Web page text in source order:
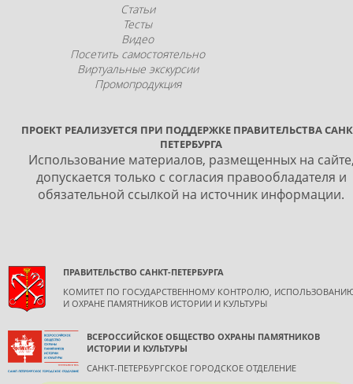
Статьи
Тесты
Видео
Посетить самостоятельно
Виртуальные экскурсии
Промопродукция
ПРОЕКТ РЕАЛИЗУЕТСЯ ПРИ ПОДДЕРЖКЕ ПРАВИТЕЛЬСТВА
ПЕТЕРБУРГА
Использование материалов, размещенных на
допускается только с согласия правообладателя и
обязательной ссылкой на источник информации.
ПРАВИТЕЛЬСТВО САНКТ-ПЕТЕРБУРГА
КОМИТЕТ ПО ГОСУДАРСТВЕННОМУ КОНТРОЛЮ,
И ОХРАНЕ ПАМЯТНИКОВ ИСТОРИИ И КУЛЬТУРЫ
ВСЕРОССИЙСКОЕ ОБЩЕСТВО ОХРАНЫ ПАМЯТНИКОВ
ИСТОРИИ И КУЛЬТУРЫ
САНКТ-ПЕТЕРБУРГСКОЕ ГОРОДСКОЕ ОТДЕЛЕНИЕ